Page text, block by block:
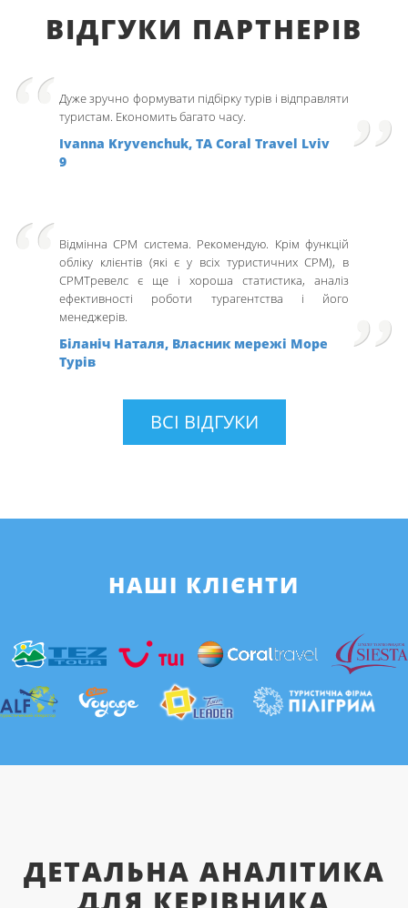
ВІДГУКИ ПАРТНЕРІВ
Дуже зручно формувати підбірку турів і відправляти
туристам. Економить багато часу.
Ivanna Kryvenchuk, ТА Coral Travel Lviv
9
Відмінна СРМ система. Рекомендую. Крім функцій
обліку клієнтів (які є у всіх туристичних СРМ), в
СРМТревелс є ще і хороша статистика, аналіз
ефективності роботи турагентства і його
менеджерів.
Біланіч Наталя, Власник мережі Море
Турів
ВСІ ВІДГУКИ
НАШІ КЛІЄНТИ
ДЕТАЛЬНА АНАЛІТИКА